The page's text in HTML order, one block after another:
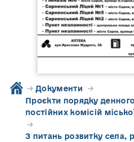
→ Документи →
Проєкти порядку
постійних комісій
→
З питань розвитку села,